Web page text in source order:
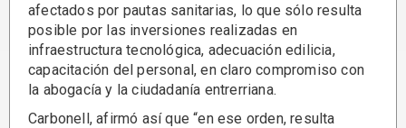
afectados por pautas sanitarias, lo que sólo resulta
posible por las inversiones realizadas en
infraestructura tecnológica, adecuación edilicia,
capacitación del personal, en claro compromiso con
la abogacía y la ciudadanía entrerriana.
Carbonell, afirmó así que “en ese orden, resulta